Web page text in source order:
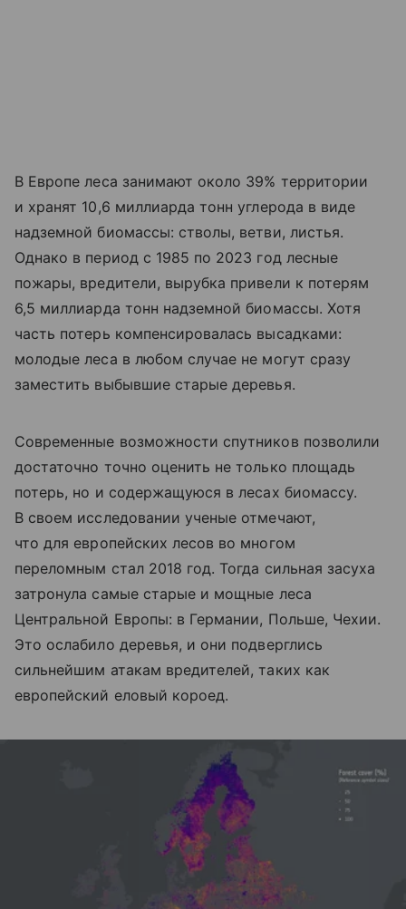
В Европе леса занимают около 39% территории
и хранят 10,6 миллиарда тонн углерода в виде
надземной биомассы: стволы, ветви, листья.
Однако в период с 1985 по 2023 год лесные
пожары, вредители, вырубка привели к потерям
6,5 миллиарда тонн надземной биомассы. Хотя
часть потерь компенсировалась высадками:
молодые леса в любом случае не могут сразу
заместить выбывшие старые деревья.
Современные возможности спутников позволили
достаточно точно оценить не только площадь
потерь, но и содержащуюся в лесах биомассу.
В своем исследовании ученые отмечают,
что для европейских лесов во многом
переломным стал 2018 год. Тогда сильная засуха
затронула самые старые и мощные леса
Центральной Европы: в Германии, Польше, Чехии.
Это ослабило деревья, и они подверглись
сильнейшим атакам вредителей, таких как
европейский еловый короед.